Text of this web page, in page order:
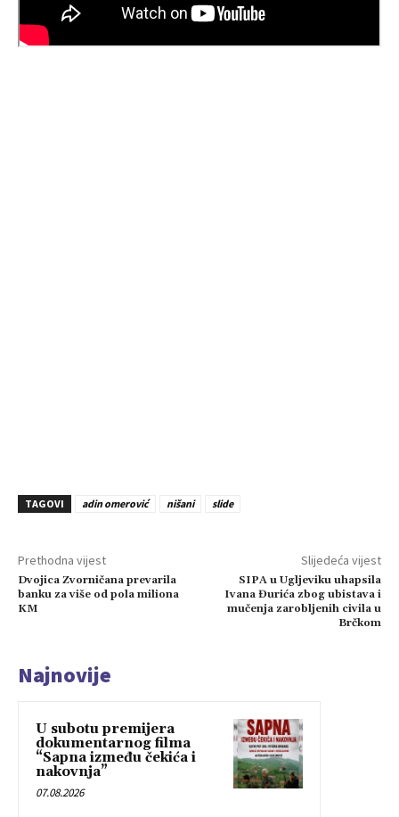
TAGOVI adin omerović nišani slide
Prethodna vijest
Dvojica Zvorničana prevarila
banku za više od pola miliona
KM
Slijedeća vijest
SIPA u Ugljeviku uhapsila
Ivana Đurića zbog ubistava i
mučenja zarobljenih civila u
Brčkom
Najnovije
U subotu premijera
dokumentarnog filma
“Sapna između čekića i
nakovnja”
07.08.2026